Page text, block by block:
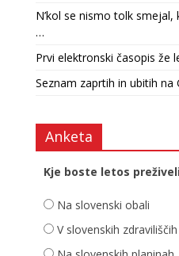
N’kol se nismo tolk
…
Prvi elektronski časopis že
Seznam zaprtih in ubitih na
Anketa
Kje boste letos
Na slovenski obali
V slovenskih zdraviliščih